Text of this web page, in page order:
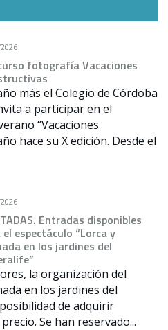
fotografía Vacaciones
más el Colegio de Córdoba
a participar en el
“Vacaciones
hace su X edición. Desde el
Entradas disponibles
el espectáculo “Lorca y
en los jardines del
la organización del
en los jardines del
de adquirir
Se han reservado...